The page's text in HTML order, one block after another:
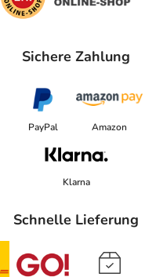
Sichere Zahlung
PayPal Amazon
Klarna
Schnelle Lieferung